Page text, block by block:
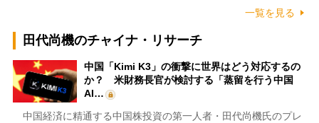
一覧を見る
田代尚機のチャイナ・リサーチ
中国「Kimi K3」の衝撃に世界はどう対応するの
か？ 米財務長官が検討する「蒸留を行う中国
AI…
中国経済に精通する中国株投資の第一人者・田代尚機氏のプレ